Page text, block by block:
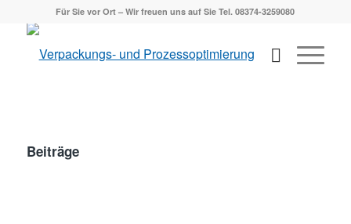
Für Sie vor Ort – Wir freuen uns auf Sie Tel. 08374-3259080
Beiträge